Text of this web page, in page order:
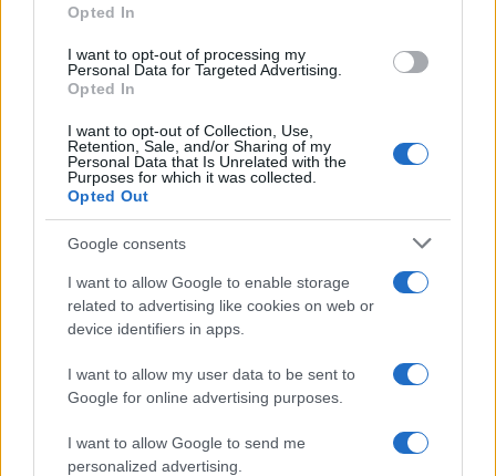
grant or deny consent to Google and its third-party tags to
consent section.
Opted In
I want to opt-out of processing my
Personal Data for Targeted Advertising.
Opted In
I want to opt-out of Collection, Use,
Retention, Sale, and/or Sharing of my
Personal Data that Is Unrelated with the
Purposes for which it was collected.
Opted Out
Google consents
I want to allow Google to enable storage
related to advertising like cookies on web or
device identifiers in apps.
I want to allow my user data to be sent to
Google for online advertising purposes.
I want to allow Google to send me
personalized advertising.